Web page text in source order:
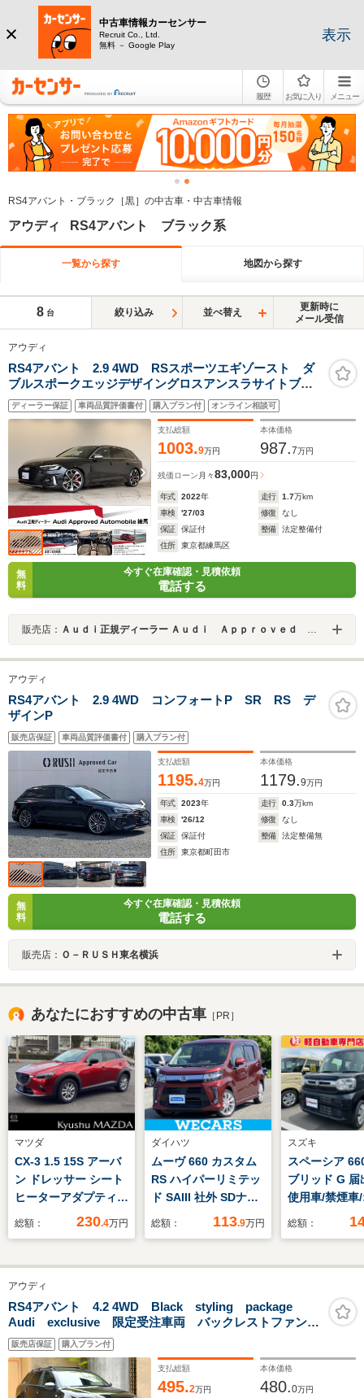
中古車情報カーセンサー
Recruit Co., Ltd.
無料 － Google Play
表示
履歴 お気に入り メニュー
RS4アバント・ブラック［黒］の中古車・中古車情報
アウディ RS4アバント ブラック系
一覧から探す 地図から探す
8 台 絞り込み 並べ替え
更新時に
メール受信
アウディ
RS4アバント 2.9 4WD RSスポーツエギゾースト ダ
ブルスポークエッジデザイングロスアンスラサイトブラ
ックAW レッドキャリパー TVチューナー サラウンド
ビューカメラ スマートフォンワイヤレスチャージン
ディーラー保証 車両品質評価書付 購入プラン付 オンライン相談可
支払総額
1003.9万円
本体価格
987.7万円
残価ローン 月々83,000円
年式 2022年 走行 1.7万km
車検
'27/03 修復
なし
保証
保証付 整備
法定整備付
住所
東京都練馬区
無
料
今すぐ在庫確認・見積依頼
電話する
販売店： Ａｕｄｉ正規ディーラー Ａｕｄｉ Ａｐｐｒｏｖｅｄ Ａｕｔｏｍｏｂｉｌｅ練馬
アウディ
RS4アバント 2.9 4WD コンフォートP SR RS デ
ザインP
販売店保証 車両品質評価書付 購入プラン付
支払総額
1195.4万円
本体価格
1179.9万円
年式 2023年 走行 0.3万km
車検
'26/12 修復
なし
保証
保証付 整備
法定整備無
住所
東京都町田市
無
料
今すぐ在庫確認・見積依頼
電話する
販売店： Ｏ－ＲＵＳＨ東名横浜
あなたにおすすめの中古車 ［PR］
マツダ
CX-3 1.5 15S アーバ
ン ドレッサー シート
ヒーターアダプティブ
クルーズコントロール
総額： 230.4万円
ダイハツ
ムーヴ 660 カスタム
RS ハイパーリミテッ
ド SAIII 社外 SDナビ/
衝突安全装置/シート
ト ハーフレザー/ドラ
ヘッドランプ
LED/ETC/EBD付ABS/
総額： 113.9万円
スズキ
スペーシア
ブリッド G 届
使用車/禁煙車
ィオレス/LED
ドドア/パーキ
オートハイビ
ッシュスター
スピードメー
総額：
アウディ
RS4アバント 4.2 4WD Black styling package
Audi exclusive 限定受注車両 バックレストファント
ムブラックRS専用バケットシート ピアノブラックデコ
ラティブパネル RSチタンドアミラー
販売店保証 購入プラン付
支払総額
495.2万円
本体価格
480.0万円